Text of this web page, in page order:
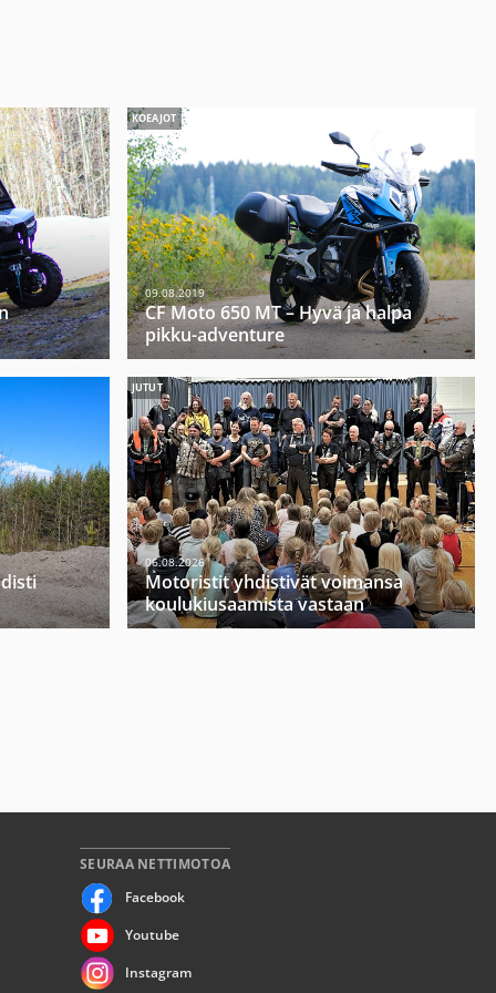
KOEAJOT
09.08.2019
CF Moto 650 MT – Hyvä ja halpa
pikku-adventure
JUTUT
06.08.2026
Motoristit yhdistivät voimansa
koulukiusaamista vastaan
SEURAA NETTIMOTOA
Facebook
Youtube
Instagram